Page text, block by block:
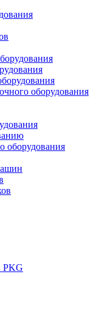
оборудования
оборудования
PKG